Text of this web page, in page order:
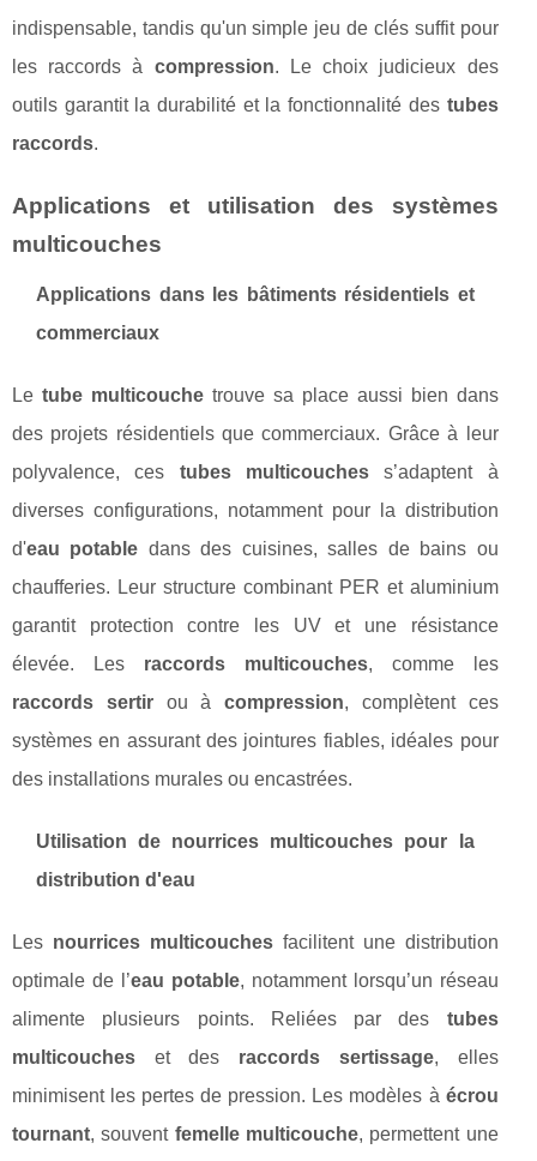
indispensable, tandis qu'un simple jeu de clés suffit pour
les raccords à compression. Le choix judicieux des
outils garantit la durabilité et la fonctionnalité des tubes
raccords.
Applications et utilisation des systèmes
multicouches
Applications dans les bâtiments résidentiels et
commerciaux
Le tube multicouchetrouve sa place aussi bien dans
des projets résidentiels que commerciaux. Grâce à leur
polyvalence, ces tubes multicouchess’adaptent à
diverses configurations, notamment pour la distribution
d'eau potable dans des cuisines, salles de bains ou
chaufferies. Leur structure combinant PER et aluminium
garantit protection contre les UV et une résistance
élevée. Les raccords multicouches, comme les
raccords sertirou àcompression, complètent ces
systèmes en assurant des jointures fiables, idéales pour
des installations murales ou encastrées.
Utilisation de nourrices multicouches pour la
distribution d'eau
Les nourrices multicouchesfacilitent une distribution
optimale de l’eau potable, notamment lorsqu’un réseau
alimente plusieurs points. Reliées par des tubes
multicouches et des raccords sertissage, elles
minimisent les pertes de pression. Les modèles à écrou
tournant, souvent femelle multicouche, permettent une